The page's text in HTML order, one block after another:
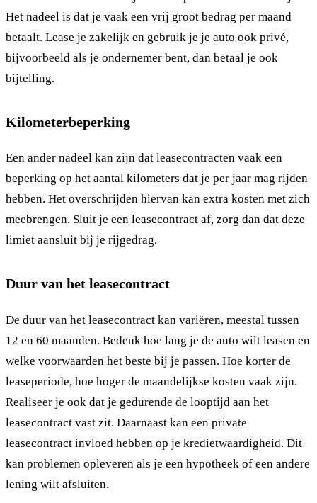
Het nadeel is dat je vaak een vrij groot bedrag per maand
betaalt. Lease je zakelijk en gebruik je je auto ook privé,
bijvoorbeeld als je ondernemer bent, dan betaal je ook
bijtelling.
Kilometerbeperking
Een ander nadeel kan zijn dat leasecontracten vaak een
beperking op het aantal kilometers dat je per jaar mag rijden
hebben. Het overschrijden hiervan kan extra kosten met zich
meebrengen. Sluit je een leasecontract af, zorg dan dat deze
limiet aansluit bij je rijgedrag.
Duur van het leasecontract
De duur van het leasecontract kan variëren, meestal tussen
12 en 60 maanden. Bedenk hoe lang je de auto wilt leasen en
welke voorwaarden het beste bij je passen. Hoe korter de
leaseperiode, hoe hoger de maandelijkse kosten vaak zijn.
Realiseer je ook dat je gedurende de looptijd aan het
leasecontract vast zit. Daarnaast kan een private
leasecontract invloed hebben op je kredietwaardigheid. Dit
kan problemen opleveren als je een hypotheek of een andere
lening wilt afsluiten.